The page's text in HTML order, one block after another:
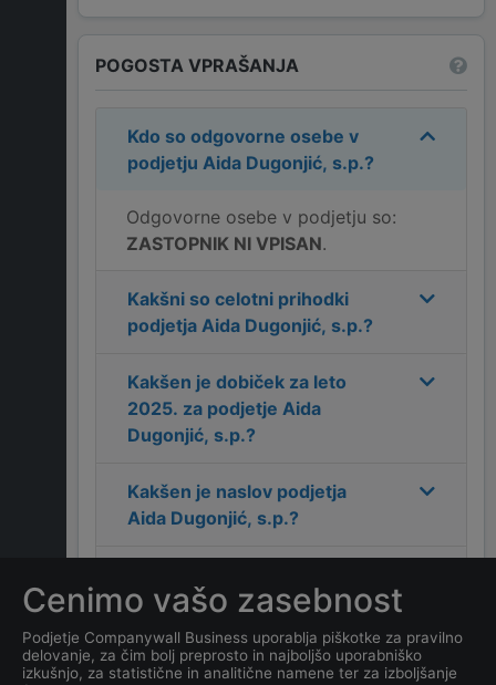
POGOSTA VPRAŠANJA
Kdo so odgovorne osebe v
podjetju Aida Dugonjić, s.p.?
Odgovorne osebe v podjetju so:
ZASTOPNIK NI VPISAN.
Kakšni so celotni prihodki
podjetja Aida Dugonjić, s.p.?
Kakšen je dobiček za leto
2025. za podjetje Aida
Dugonjić, s.p.?
Kakšen je naslov podjetja
Aida Dugonjić, s.p.?
Aida Dugonjić, s.p.?
Koliko zaposlenih ima
Cenimo vašo zasebnost
Podjetje Companywall Business uporablja piškotke za pravilno
delovanje, za čim bolj preprosto in najboljšo uporabniško
izkušnjo, za statistične in analitične namene ter za izboljšanje